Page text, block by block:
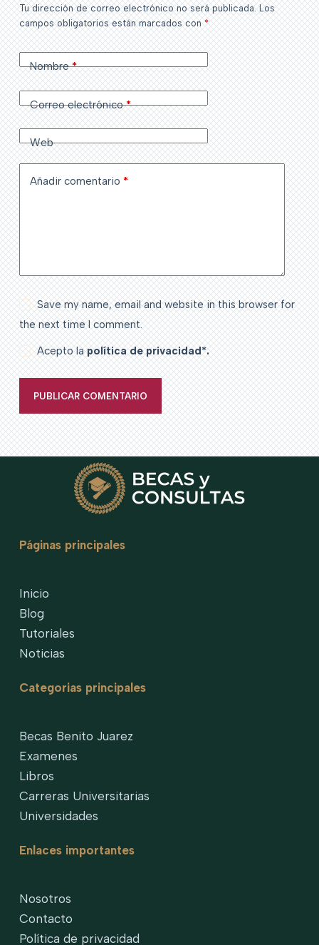
Tu dirección de correo electrónico no será publicada. Los
campos obligatorios están marcados con*
Nombre*
Correo electrónico*
Web
Añadir comentario *
Save my name, email and website in this browser for
the next time I comment.
Acepto lapolítica de privacidad*.
PUBLICAR COMENTARIO
Páginas principales
Inicio
Blog
Tutoriales
Noticias
Categorias principales
Becas Benito Juarez
Examenes
Libros
Carreras Universitarias
Universidades
Enlaces importantes
Nosotros
Contacto
Política de privacidad